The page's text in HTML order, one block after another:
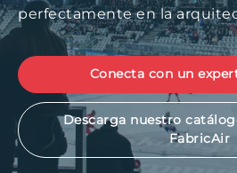
perfectamente en la
Conecta con un
Descarga nuestro
FabricAir